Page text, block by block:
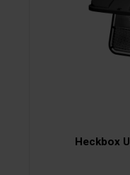
Heckbox